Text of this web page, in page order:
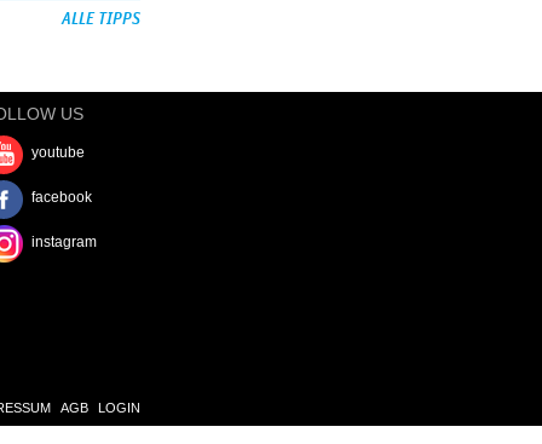
ALLE TIPPS
US
youtube
facebook
instagram
AGB LOGIN